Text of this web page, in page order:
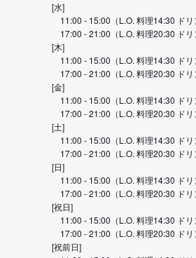
[水]
11:00 - 15:00（L.O. 料理14:30 ドリ
17:00 - 21:00（L.O. 料理20:30 ドリ
[木]
11:00 - 15:00（L.O. 料理14:30 ドリ
17:00 - 21:00（L.O. 料理20:30 ドリ
[金]
11:00 - 15:00（L.O. 料理14:30 ドリ
17:00 - 21:00（L.O. 料理20:30 ドリ
[土]
11:00 - 15:00（L.O. 料理14:30 ドリ
17:00 - 21:00（L.O. 料理20:30 ドリ
[日]
11:00 - 15:00（L.O. 料理14:30 ドリ
17:00 - 21:00（L.O. 料理20:30 ドリ
[祝日]
11:00 - 15:00（L.O. 料理14:30 ドリ
17:00 - 21:00（L.O. 料理20:30 ドリ
[祝前日]